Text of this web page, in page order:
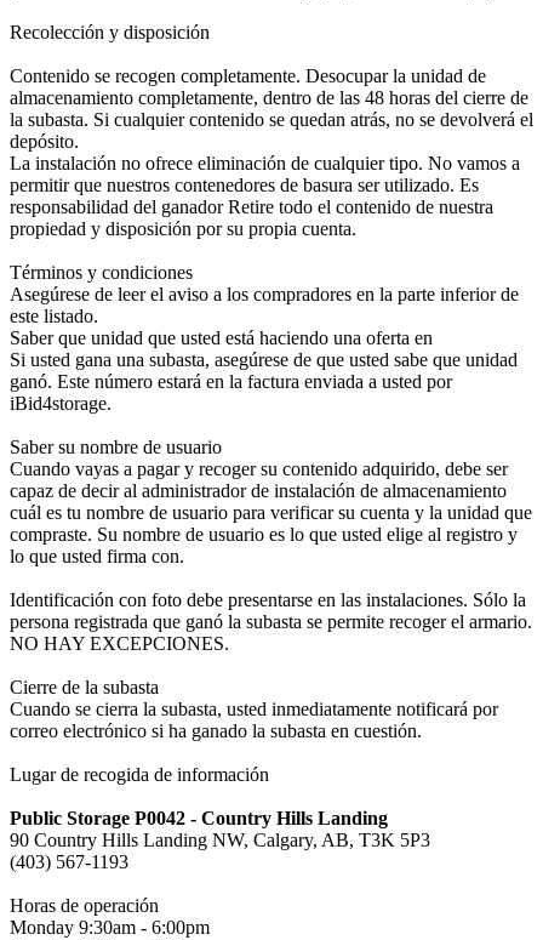
Recolección y disposición
Contenido se recogen completamente. Desocupar la unidad de
almacenamiento completamente, dentro de las 48 horas del cierre de
la subasta. Si cualquier contenido se quedan atrás, no se devolverá el
depósito.
La instalación no ofrece eliminación de cualquier tipo. No vamos a
permitir que nuestros contenedores de basura ser utilizado. Es
responsabilidad del ganador Retire todo el contenido de nuestra
propiedad y disposición por su propia cuenta.
Términos y condiciones
Asegúrese de leer el aviso a los compradores en la parte inferior de
este listado.
Saber que unidad que usted está haciendo una oferta en
Si usted gana una subasta, asegúrese de que usted sabe que unidad
ganó. Este número estará en la factura enviada a usted por
iBid4storage.
Saber su nombre de usuario
Cuando vayas a pagar y recoger su contenido adquirido, debe ser
capaz de decir al administrador de instalación de almacenamiento
cuál es tu nombre de usuario para verificar su cuenta y la unidad que
compraste. Su nombre de usuario es lo que usted elige al registro y
lo que usted firma con.
Identificación con foto debe presentarse en las instalaciones. Sólo la
persona registrada que ganó la subasta se permite recoger el armario.
NO HAY EXCEPCIONES.
Cierre de la subasta
Cuando se cierra la subasta, usted inmediatamente notificará por
correo electrónico si ha ganado la subasta en cuestión.
Lugar de recogida de información
Public Storage P0042 - Country Hills Landing
90 Country Hills Landing NW, Calgary, AB, T3K 5P3
(403) 567-1193
Horas de operación
Monday 9:30am - 6:00pm